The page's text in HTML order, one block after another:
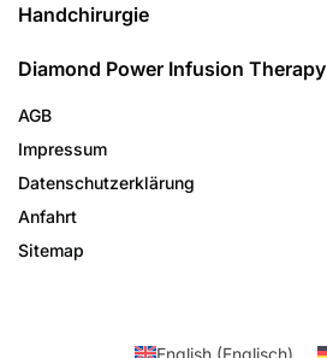
Handchirurgie
Diamond Power Infusion Therapy
AGB
Impressum
Datenschutzerklärung
Anfahrt
Sitemap
English (Englisch)